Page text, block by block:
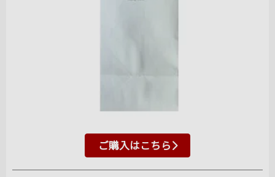
ご購入はこちら